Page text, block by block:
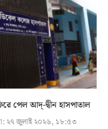
পেল আদ্-দ্বীন হাসপাতাল
২৭ জুলাই ২০২৬, ১৮:৫৩